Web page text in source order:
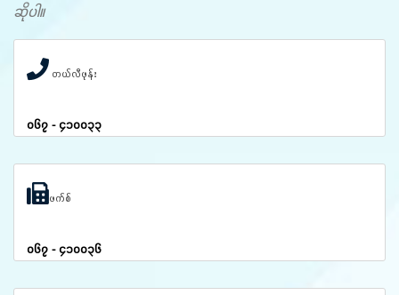
ဆိုပါ။
တယ်လီဖုန်း
၀၆၇ - ၄၁၀၀၃၃
ဖက်စ်
၀၆၇ - ၄၁၀၀၃၆